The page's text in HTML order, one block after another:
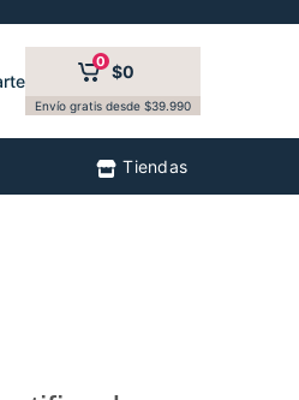
0 $0
Envío gratis desde $39.990
Tiendas